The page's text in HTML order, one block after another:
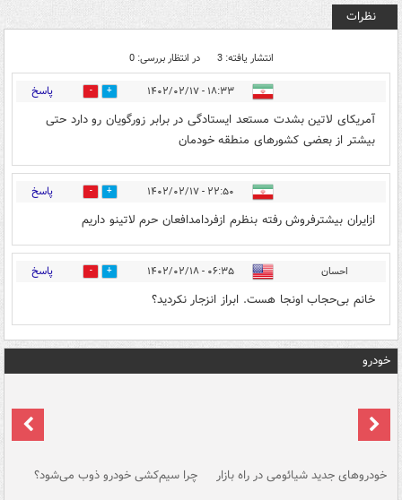
نظرات
انتشار یافته: 3 در انتظار بررسی: 0
۱۸:۳۳ - ۱۴۰۲/۰۲/۱۷ 0 پاسخ
آمریکای لاتین بشدت مستعد ایستادگی در برابر زورگویان رو دارد حتی
بیشتر از بعضی کشورهای منطقه خودمان
۲۲:۵۰ - ۱۴۰۲/۰۲/۱۷ 0 پاسخ
ازایران بیشترفروش رفته بنظرم ازفردامدافعان حرم لاتینو داریم
احسان ۰۶:۳۵ - ۱۴۰۲/۰۲/۱۸ 0 پاسخ
خانم بی‌حجاب اونجا هست. ابراز انزجار نکردید؟
خودرو
خودروهای جدید شیائومی در راه بازار چرا سیم‌کشی خودرو ذوب می‌شود؟